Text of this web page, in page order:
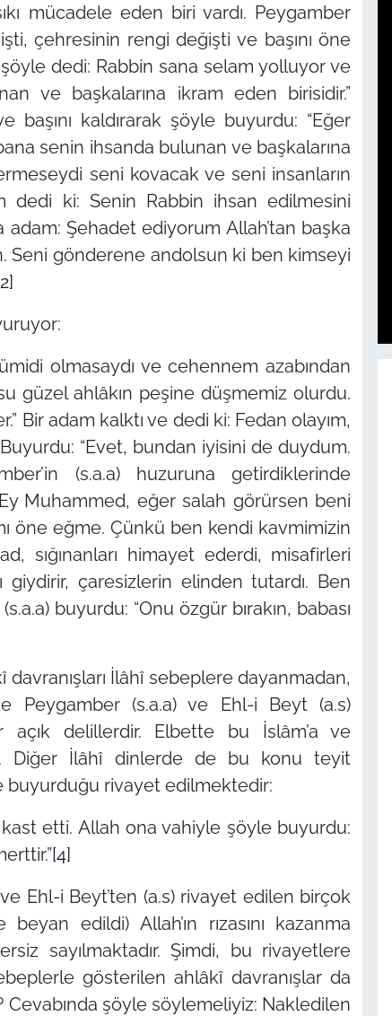
mücadele eden biri vardı. Peygamber
çehresinin rengi değişti ve başını öne
dedi: Rabbin sana selam yolluyor ve
ve başkalarına ikram eden birisidir.”
başını kaldırarak şöyle buyurdu: “Eğer
senin ihsanda bulunan ve başkalarına
seni kovacak ve seni insanların
dedi ki: Senin Rabbin ihsan edilmesini
Şehadet ediyorum Allah’tan başka
Seni gönderene andolsun ki ben kimseyi
olmasaydı ve cehennem azabından
güzel ahlâkın peşine düşmemiz olurdu.
Bir adam kalktı ve dedi ki: Fedan olayım,
“Evet, bundan iyisini de duydum.
(s.a.a) huzuruna getirdiklerinde
Muhammed, eğer salah görürsen beni
öne eğme. Çünkü ben kendi kavmimizin
sığınanları himayet ederdi, misafirleri
giydirir, çaresizlerin elinden tutardı. Ben
buyurdu: “Onu özgür bırakın, babası
İlâhî sebeplere dayanmadan,
Peygamber (s.a.a) ve Ehl-i Beyt (a.s)
açık delillerdir. Elbette bu İslâm’a ve
Diğer İlâhî dinlerde de bu konu teyit
buyurduğu rivayet edilmektedir:
kast etti. Allah ona vahiyle şöyle buyurdu:
[4]
Ehl-i Beyt’ten (a.s) rivayet edilen birçok
edildi) Allah’ın rızasını kazanma
sayılmaktadır. Şimdi, bu rivayetlere
gösterilen ahlâkî davranışlar da
şöyle söylemeliyiz: Nakledilen